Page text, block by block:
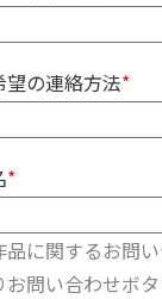
望の連絡方法*
*
品に関するお問
お問い合わせボ